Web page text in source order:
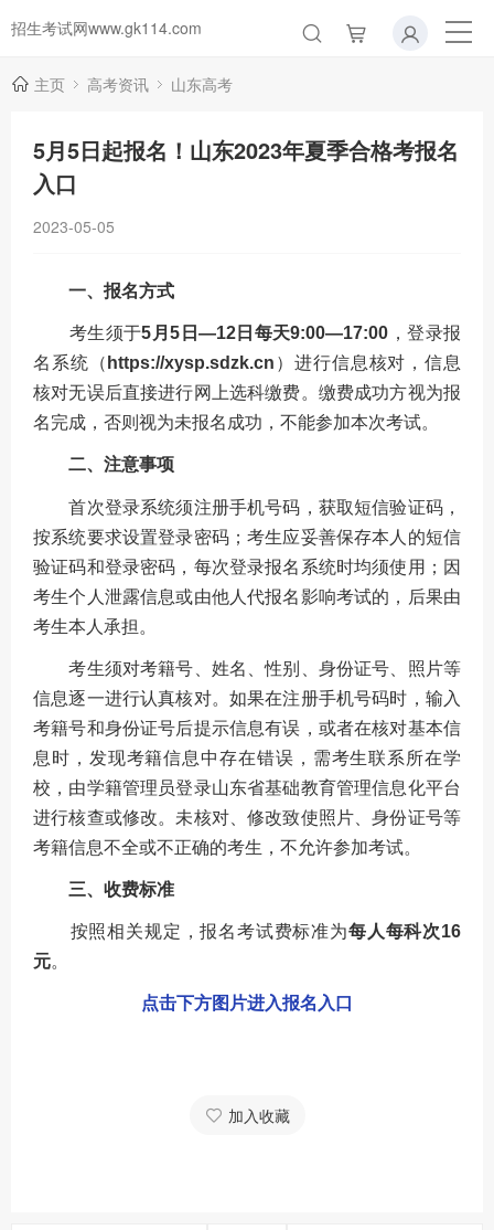
招生考试网www.gk114.com
主页 高考资讯 山东高考
5月5日起报名！山东2023年夏季合格考报名
入口
2023-05-05
一、报名方式
考生须于5月5日—12日每天9:00—17:00 ，登录报
名系统（ https://xysp.sdzk.cn ）进行信息核对，信息
核对无误后直接进行网上选科缴费。缴费成功方视为报
名完成，否则视为未报名成功，不能参加本次考试。
二、注意事项
首次登录系统须注册手机号码，获取短信验证码，
按系统要求设置登录密码；考生应妥善保存本人的短信
验证码和登录密码，每次登录报名系统时均须使用；因
考生个人泄露信息或由他人代报名影响考试的，后果由
考生本人承担。
考生须对考籍号、姓名、性别、身份证号、照片等
信息逐一进行认真核对。如果在注册手机号码时，输入
考籍号和身份证号后提示信息有误，或者在核对基本信
息时，发现考籍信息中存在错误，需考生联系所在学
校，由学籍管理员登录山东省基础教育管理信息化平台
进行核查或修改。未核对、修改致使照片、身份证号等
考籍信息不全或不正确的考生，不允许参加考试。
三、收费标准
按照相关规定，报名考试费标准为每人每科次16
元。
点击下方图片进入报名入口
加入收藏